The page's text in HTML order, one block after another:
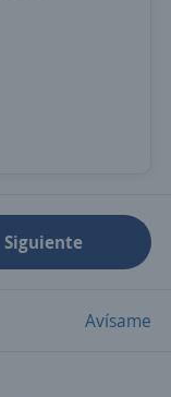
Siguiente
Avísame